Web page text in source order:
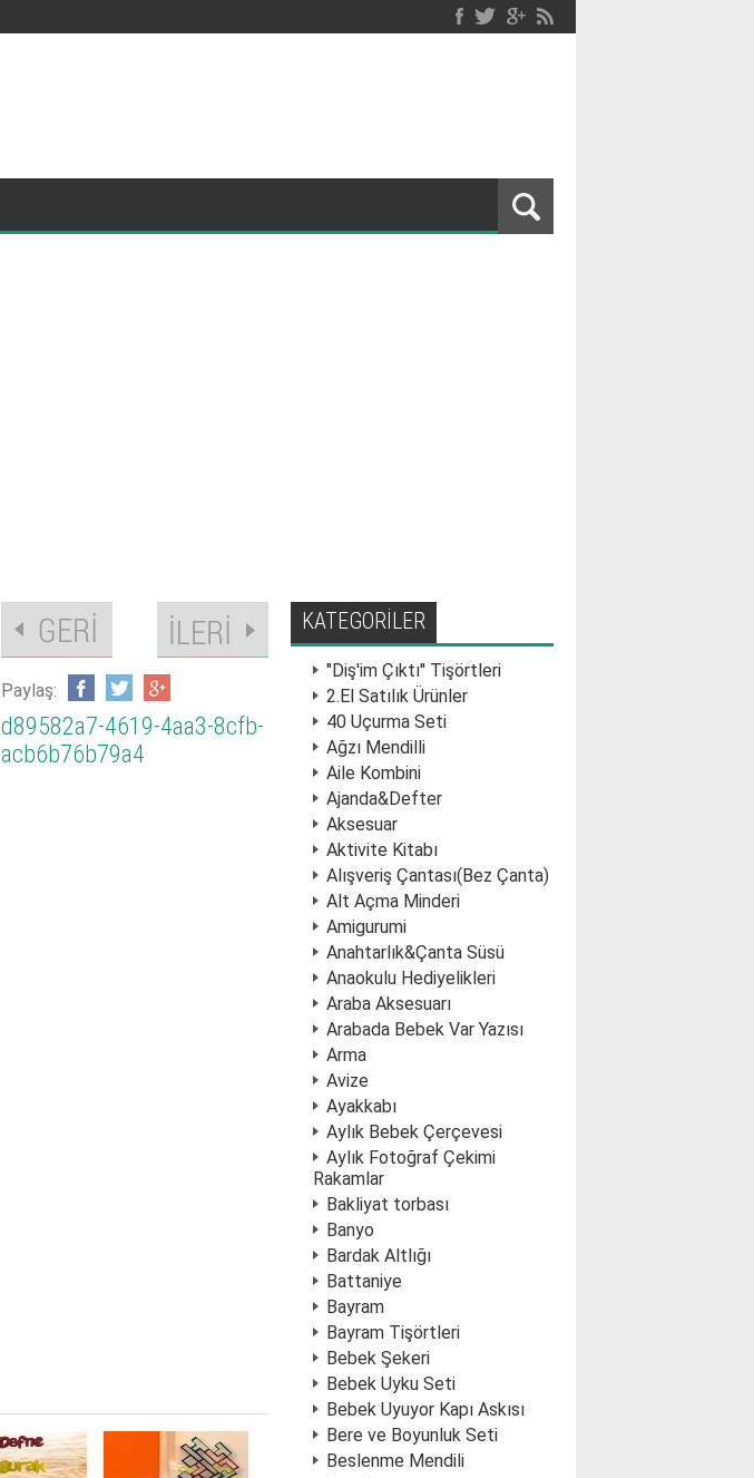
Paylaş:
d89582a7-4619-4aa3-8cfb-
acb6b76b79a4
KATEGORİLER
''Diş'im Çıktı'' Tişörtleri
2.El Satılık Ürünler
40 Uçurma Seti
Ağzı Mendilli
Aile Kombini
Ajanda&Defter
Aksesuar
Aktivite Kitabı
Alışveriş Çantası(Bez Çanta)
Alt Açma Minderi
Amigurumi
Anahtarlık&Çanta Süsü
Anaokulu Hediyelikleri
Araba Aksesuarı
Arabada Bebek Var Yazısı
Arma
Avize
Ayakkabı
Aylık Bebek Çerçevesi
Aylık Fotoğraf Çekimi
Rakamlar
Bakliyat torbası
Banyo
Bardak Altlığı
Battaniye
Bayram
Bayram Tişörtleri
Bebek Şekeri
Bebek Uyku Seti
Bebek Uyuyor Kapı Askısı
Bere ve Boyunluk Seti
Beslenme Mendili